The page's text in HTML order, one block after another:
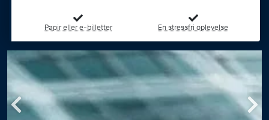
Papir eller e-billetter En stressfri oplevelse